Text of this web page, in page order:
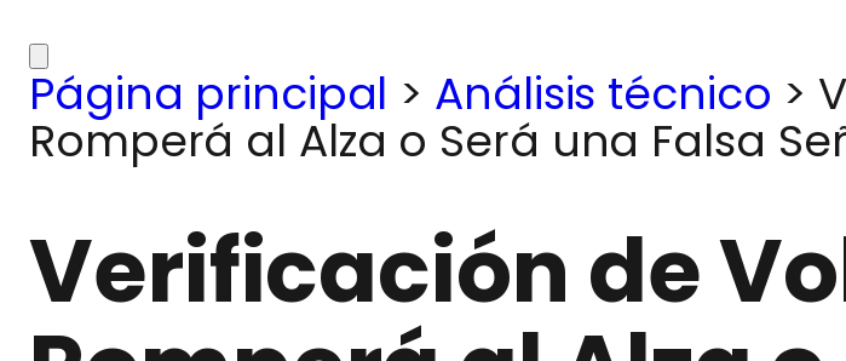
Página principal > Análisis técnico >
Romperá al Alza o Será una Falsa
Verificación de